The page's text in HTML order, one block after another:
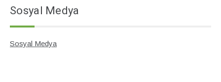
Sosyal Medya
Sosyal Medya